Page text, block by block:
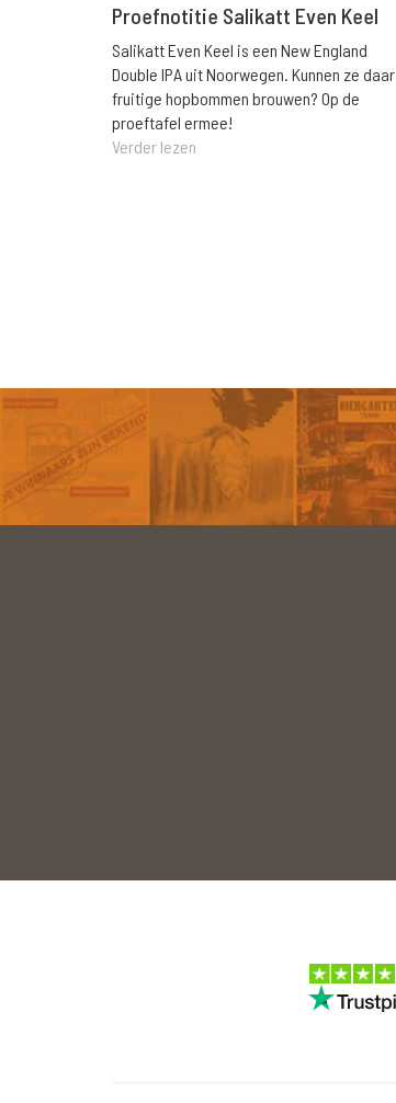
Proefnotitie Salikatt Even Keel
Salikatt Even Keel is een New England
Double IPA uit Noorwegen. Kunnen ze daar
fruitige hopbommen brouwen? Op de
proeftafel ermee!
Verder lezen